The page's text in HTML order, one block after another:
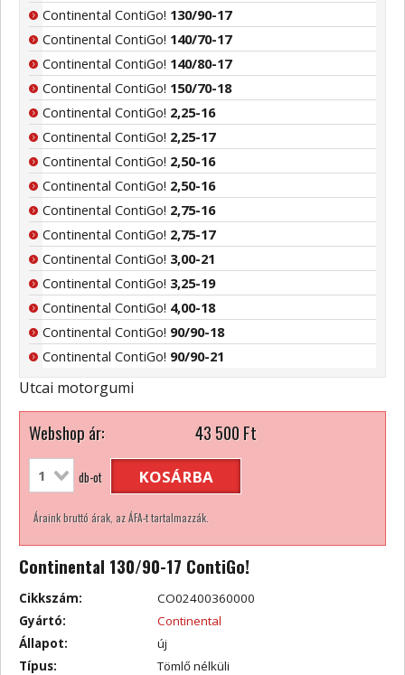
Continental ContiGo! 130/90-17
Continental ContiGo! 140/70-17
Continental ContiGo! 140/80-17
Continental ContiGo! 150/70-18
Continental ContiGo! 2,25-16
Continental ContiGo! 2,25-17
Continental ContiGo! 2,50-16
Continental ContiGo! 2,50-16
Continental ContiGo! 2,75-16
Continental ContiGo! 2,75-17
Continental ContiGo! 3,00-21
Continental ContiGo! 3,25-19
Continental ContiGo! 4,00-18
Continental ContiGo! 90/90-18
Continental ContiGo! 90/90-21
Utcai motorgumi
Webshop ár: 43 500Ft
db-ot KOSÁRBA
Áraink bruttó árak, az ÁFA-t tartalmazzák.
Continental 130/90-17 ContiGo!
Cikkszám:
CO02400360000
Gyártó:
Continental
Állapot:
új
Típus:
Tömlő nélküli